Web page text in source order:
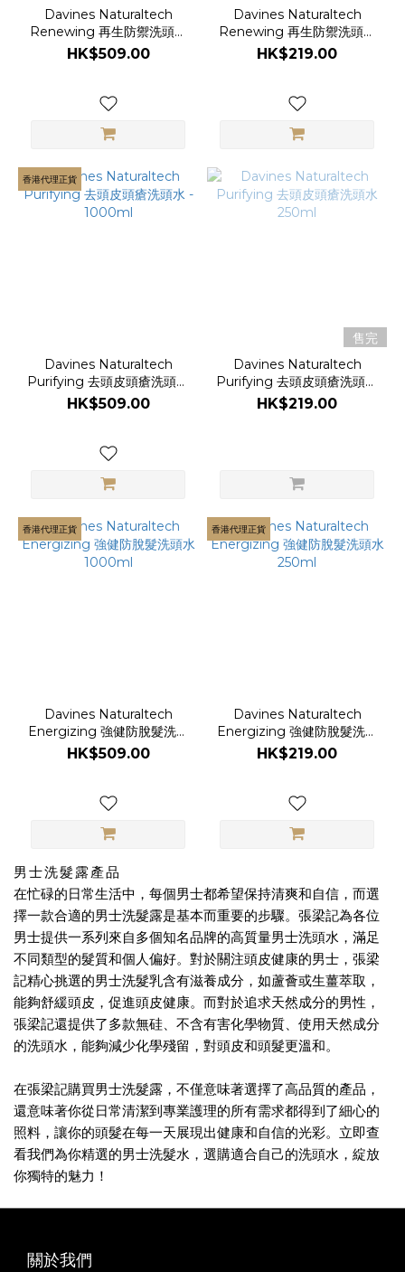
Davines Naturaltech
Renewing 再生防禦洗頭水
- 1000ml
HK$509.00
Davines Naturaltech
Renewing 再生防禦洗頭水
250ml
HK$219.00
香港代理正貨
Davines Naturaltech
Purifying 去頭皮頭瘡洗頭水
- 1000ml
HK$509.00
售完
Davines Naturaltech
Purifying 去頭皮頭瘡洗頭水
250ml
HK$219.00
香港代理正貨
Davines Naturaltech
Energizing 強健防脫髮洗頭
水 1000ml
HK$509.00
香港代理正貨
Davines Naturaltech
Energizing 強健防脫髮洗頭
水 250ml
HK$219.00
男士洗髮露產品
在忙碌的日常生活中，每個男士都希望保持清爽和自信，而選
擇一款合適的男士洗髮露是基本而重要的步驟。張梁記為各位
男士提供一系列來自多個知名品牌的高質量男士洗頭水，滿足
不同類型的髮質和個人偏好。對於關注頭皮健康的男士，張梁
記精心挑選的男士洗髮乳含有滋養成分，如蘆薈或生薑萃取，
能夠舒緩頭皮，促進頭皮健康。而對於追求天然成分的男性，
張梁記還提供了多款無硅、不含有害化學物質、使用天然成分
的洗頭水，能夠減少化學殘留，對頭皮和頭髮更溫和。
在張梁記購買男士洗髮露，不僅意味著選擇了高品質的產品，
還意味著你從日常清潔到專業護理的所有需求都得到了細心的
照料，讓你的頭髮在每一天展現出健康和自信的光彩。立即查
看我們為你精選的男士洗髮水，選購適合自己的洗頭水，綻放
你獨特的魅力！
關於我們